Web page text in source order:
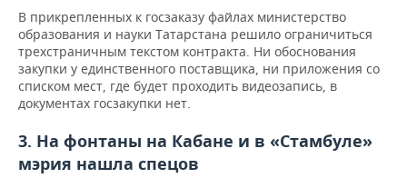
В прикрепленных к госзаказу файлах министерство
образования и науки Татарстана решило ограничиться
трехстраничным текстом контракта. Ни обоснования
закупки у единственного поставщика, ни приложения со
списком мест, где будет проходить видеозапись, в
документах госзакупки нет.
3. На фонтаны на Кабане и в «Стамбуле»
мэрия нашла спецов